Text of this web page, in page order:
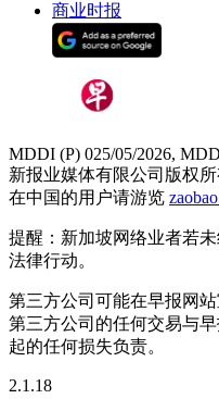
商业时报
MDDI (P) 025/05/2026,
新报业媒体有限公司版权所
在中国的用户请游览
提醒：新加坡网络业者若
法律行动。
第三方公司可能在早报网
第三方公司的任何交易与
起的任何损失负责。
2.1.18